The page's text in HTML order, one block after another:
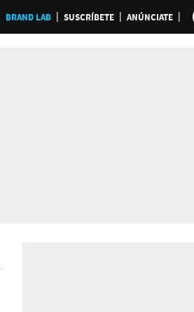
BRAND LAB SUSCRÍBETE ANÚNCIATE